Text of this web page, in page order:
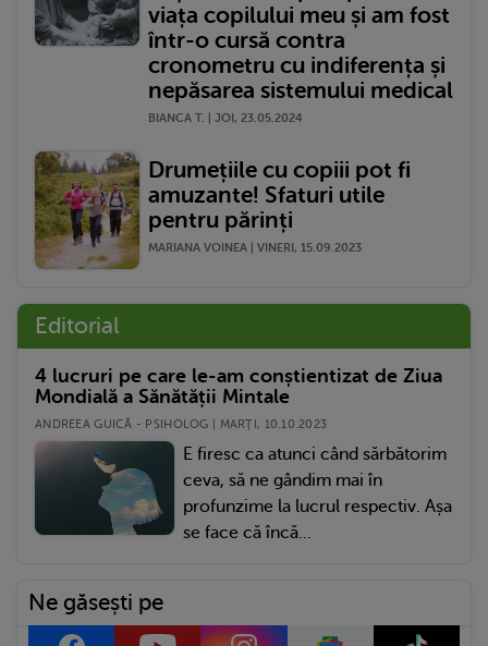
viața copilului meu și am fost
într-o cursă contra
cronometru cu indiferența și
nepăsarea sistemului medical
BIANCA T. | JOI, 23.05.2024
Drumețiile cu copiii pot fi
amuzante! Sfaturi utile
pentru părinți
MARIANA VOINEA | VINERI, 15.09.2023
Editorial
4 lucruri pe care le-am conștientizat de Ziua
Mondială a Sănătății Mintale
ANDREEA GUICĂ - PSIHOLOG | MARŢI, 10.10.2023
E firesc ca atunci când sărbătorim
ceva, să ne gândim mai în
profunzime la lucrul respectiv. Așa
se face că încă...
Ne găsești pe